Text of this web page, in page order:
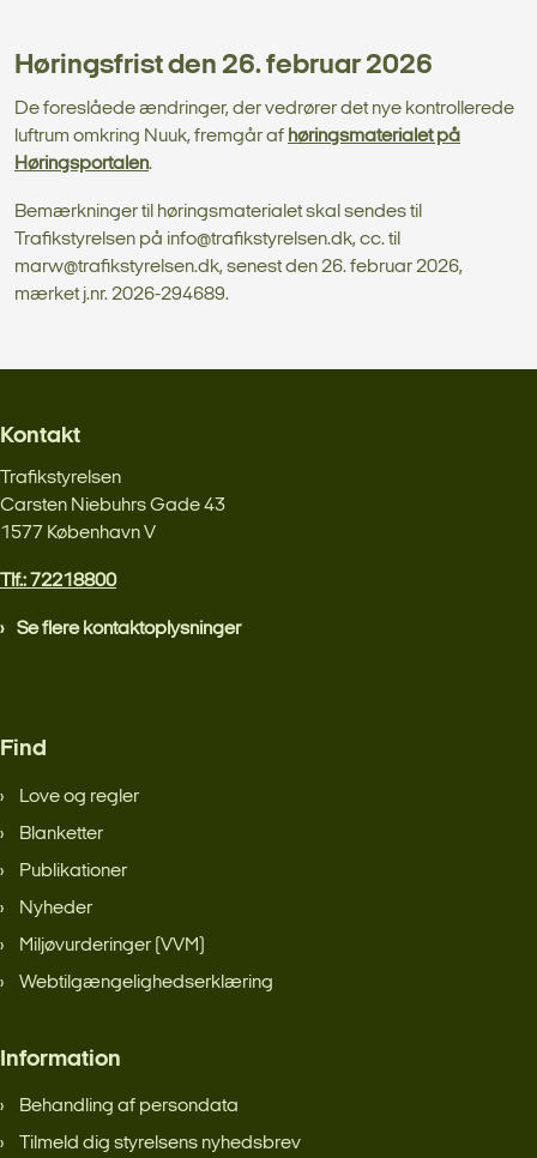
Høringsfrist den 26. februar 2026
De foreslåede ændringer, der vedrører det nye kontrollerede
luftrum omkring Nuuk, fremgår af høringsmaterialet på
Høringsportalen.
Bemærkninger til høringsmaterialet skal sendes til
Trafikstyrelsen på info@trafikstyrelsen.dk, cc. til
marw@trafikstyrelsen.dk, senest den 26. februar 2026,
mærket j.nr. 2026-294689.
Kontakt
Trafikstyrelsen
Carsten Niebuhrs Gade 43
1577 København V
Tlf.: 72218800
Se flere kontaktoplysninger
Find
Love og regler
Blanketter
Publikationer
Nyheder
Miljøvurderinger (VVM)
Webtilgængelighedserklæring
Information
Behandling af persondata
Tilmeld dig styrelsens nyhedsbrev